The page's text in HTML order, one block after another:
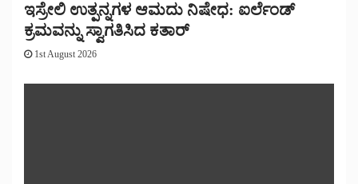
ಇಸ್ರೇಲಿ ಉತ್ಪನ್ನಗಳ ಆಮದು ನಿಷೇಧ: ಐರ್ಲೆಂಡ್
ಕ್ರಮವನ್ನು ಸ್ವಾಗತಿಸಿದ ಕತಾರ್
1st August 2026